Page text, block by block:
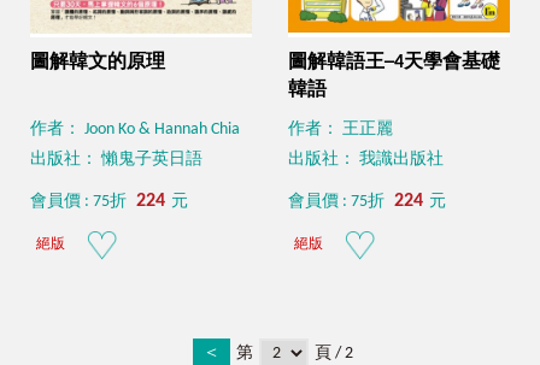
圖解韓文的原理
作者： Joon Ko & Hannah Chia
出版社： 懶鬼子英日語
會員價 : 75折 224 元
絕版
圖解韓語王─4天學會基礎
韓語
作者： 王正麗
出版社： 我識出版社
會員價 : 75折 224 元
絕版
＜ 第 頁 / 2